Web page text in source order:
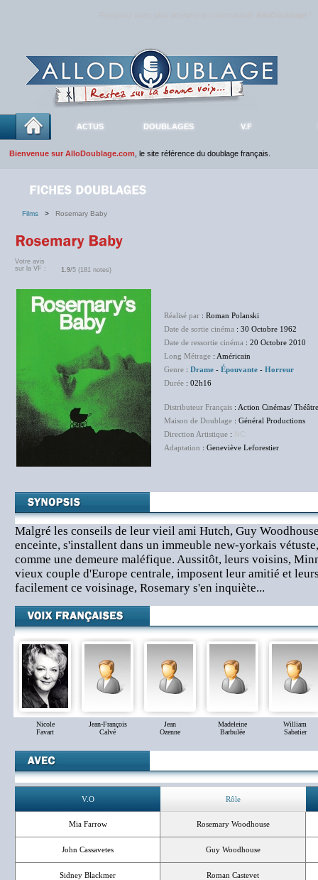
ACTUS DOUBLAGES V.F
Bienvenue sur AlloDoublage.com , le site référence du doublage français.
Films > Rosemary Baby
Votre avis
sur la VF :
1.9/5 (181 notes)
Réalisé par : Roman Polanski
Date de sortie cinéma : 30 Octobre 1962
Date de ressortie cinéma : 20 Octobre 2010
Long Métrage : Américain
Genre : Drame - Épouvante - Horreur
Durée : 02h16
Distributeur Français : Action Cinémas/
Maison de Doublage : Général Productions
Direction Artistique : NC
Adaptation : Geneviève Leforestier
Malgré les conseils de leur vieil ami Hutch, Guy
enceinte, s'installent dans un immeuble new-yorkais
comme une demeure maléfique. Aussitôt, leurs voisins,
vieux couple d'Europe centrale, imposent leur amitié et
facilement ce voisinage, Rosemary s'en inquiète...
Nicole
Favart
Jean-François
Calvé
Jean
Ozenne
Madeleine
Barbulée
William
Sabatier
V.O Rôle
Mia Farrow Rosemary Woodhouse
John Cassavetes Guy Woodhouse
Sidney Blackmer Roman Castevet